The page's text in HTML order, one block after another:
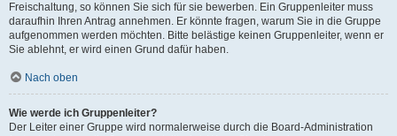
Freischaltung, so können Sie sich für sie bewerben. Ein Gruppenleiter muss
daraufhin Ihren Antrag annehmen. Er könnte fragen, warum Sie in die Gruppe
aufgenommen werden möchten. Bitte belästige keinen Gruppenleiter, wenn er
Sie ablehnt, er wird einen Grund dafür haben.
Nach oben
Wie werde ich Gruppenleiter?
Der Leiter einer Gruppe wird normalerweise durch die Board-Administration